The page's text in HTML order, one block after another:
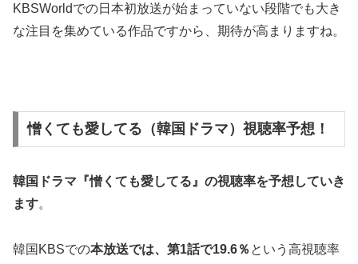
KBSWorldでの日本初放送が始まっていない段階でも大き
な注目を集めている作品ですから、期待が高まりますね。
憎くても愛してる（韓国ドラマ）視聴率予想！
韓国ドラマ『憎くても愛してる』の視聴率を予想していき
ます。
韓国KBSでの本放送では、第1話で19.6％ という高視聴率